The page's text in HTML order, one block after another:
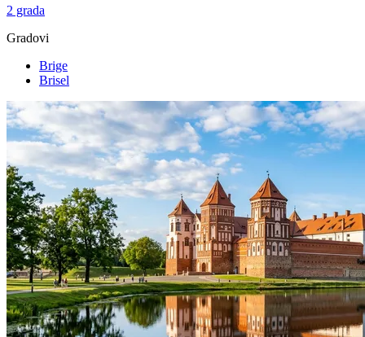
2 grada
Gradovi
Brige
Brisel